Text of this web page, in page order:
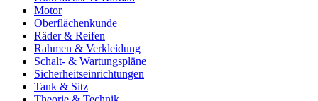
Motor
Oberflächenkunde
Räder & Reifen
Rahmen & Verkleidung
Schalt- & Wartungspläne
Sicherheitseinrichtungen
Tank & Sitz